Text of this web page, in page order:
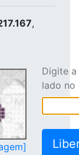
,
Digite
lado no